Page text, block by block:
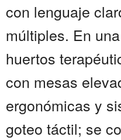
con lenguaje
múltiples. En
huertos
con mesas
ergonómicas y
goteo táctil; se